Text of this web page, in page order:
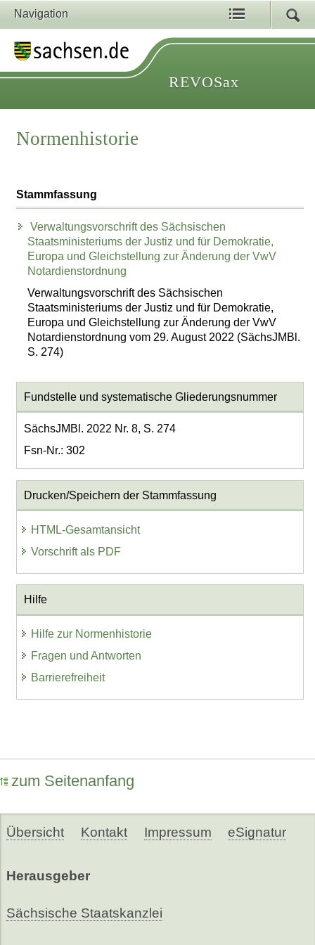
Navigation
REVOSax
Normenhistorie
Stammfassung
Verwaltungsvorschrift des Sächsischen
Staatsministeriums der Justiz und für Demokratie,
Europa und Gleichstellung zur Änderung der VwV
Notardienstordnung
Verwaltungsvorschrift des Sächsischen
Staatsministeriums der Justiz und für Demokratie,
Europa und Gleichstellung zur Änderung der VwV
Notardienstordnung vom 29. August 2022 (SächsJMBl.
S. 274)
Fundstelle und systematische Gliederungsnummer
SächsJMBl. 2022 Nr. 8, S. 274
Fsn-Nr.: 302
Drucken/Speichern der Stammfassung
HTML-Gesamtansicht
Vorschrift als PDF
Hilfe
Hilfe zur Normenhistorie
Fragen und Antworten
Barrierefreiheit
zum Seitenanfang
Übersicht Kontakt Impressum eSignatur
Herausgeber
Sächsische Staatskanzlei